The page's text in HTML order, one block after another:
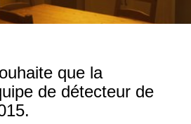
que la
de détecteur de